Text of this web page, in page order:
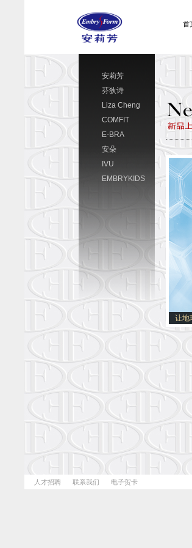
首
安莉芳
芬狄诗
Liza Cheng
COMFIT
E-BRA
安朵
IVU
EMBRYKIDS
让地
人才招聘 联系我们 电子贺卡